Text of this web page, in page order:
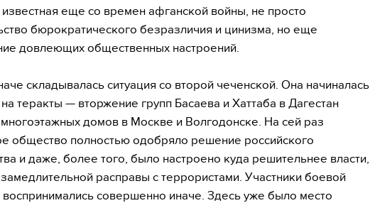
еще со времен афганской войны, не просто
бюрократического безразличия и цинизма, но еще
довлеющих общественных настроений.
складывалась ситуация со второй чеченской. Она начиналась
на теракты — вторжение групп Басаева и Хаттаба в Дагестан
домов в Москве и Волгодонске. На сей раз
общество полностью одобряло решение российского
и даже, более того, было настроено куда решительнее власти,
расправы с террористами. Участники боевой
совершенно иначе. Здесь уже было место